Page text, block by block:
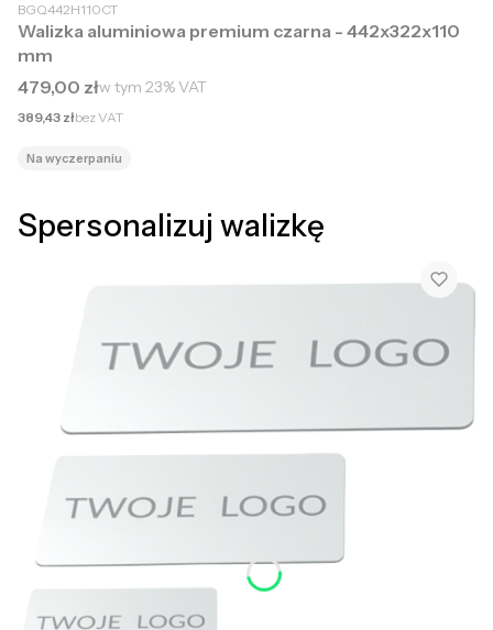
BGQ442H110CT
Walizka aluminiowa premium czarna - 442x322x110
mm
Cena brutto
479,00 złw tym 23%VAT
Cena netto
389,43 złbez VAT
Na wyczerpaniu
Spersonalizuj walizkę